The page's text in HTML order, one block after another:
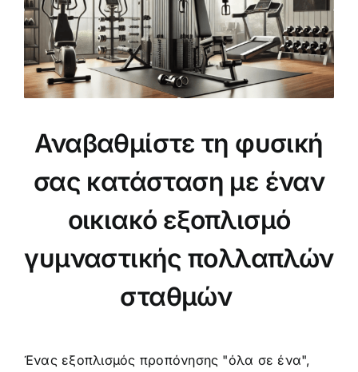
Αναβαθμίστε τη φυσική
σας κατάσταση με έναν
οικιακό εξοπλισμό
γυμναστικής πολλαπλών
σταθμών
Ένας εξοπλισμός προπόνησης "όλα σε ένα",